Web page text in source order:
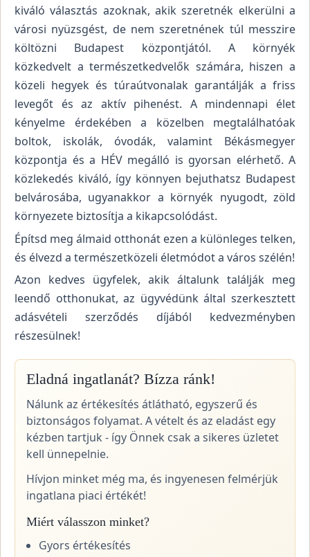
kiváló választás azoknak, akik szeretnék elkerülni a
városi nyüzsgést, de nem szeretnének túl messzire
költözni Budapest központjától. A környék
közkedvelt a természetkedvelők számára, hiszen a
közeli hegyek és túraútvonalak garantálják a friss
levegőt és az aktív pihenést. A mindennapi élet
kényelme érdekében a közelben megtalálhatóak
boltok, iskolák, óvodák, valamint Békásmegyer
központja és a HÉV megálló is gyorsan elérhető. A
közlekedés kiváló, így könnyen bejuthatsz Budapest
belvárosába, ugyanakkor a környék nyugodt, zöld
környezete biztosítja a kikapcsolódást.
Építsd meg álmaid otthonát ezen a különleges telken,
és élvezd a természetközeli életmódot a város szélén!
Azon kedves ügyfelek, akik általunk találják meg
leendő otthonukat, az ügyvédünk által szerkesztett
adásvételi szerződés díjából kedvezményben
részesülnek!
Eladná ingatlanát? Bízza ránk!
Nálunk az értékesítés átlátható, egyszerű és
biztonságos folyamat. A vételt és az eladást egy
kézben tartjuk - így Önnek csak a sikeres üzletet
kell ünnepelnie.
Hívjon minket még ma, és ingyenesen felmérjük
ingatlana piaci értékét!
Miért válasszon minket?
Gyors értékesítés